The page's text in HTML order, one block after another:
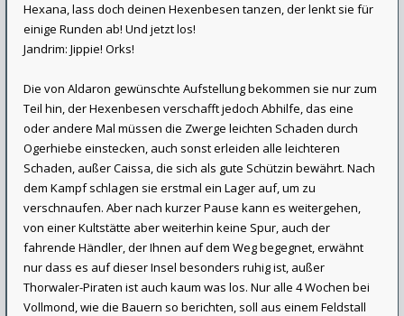
Hexana, lass doch deinen Hexenbesen tanzen, der lenkt sie für
einige Runden ab! Und jetzt los!
Jandrim: Jippie! Orks!
Die von Aldaron gewünschte Aufstellung bekommen sie nur zum
Teil hin, der Hexenbesen verschafft jedoch Abhilfe, das eine
oder andere Mal müssen die Zwerge leichten Schaden durch
Ogerhiebe einstecken, auch sonst erleiden alle leichteren
Schaden, außer Caissa, die sich als gute Schützin bewährt. Nach
dem Kampf schlagen sie erstmal ein Lager auf, um zu
verschnaufen. Aber nach kurzer Pause kann es weitergehen,
von einer Kultstätte aber weiterhin keine Spur, auch der
fahrende Händler, der Ihnen auf dem Weg begegnet, erwähnt
nur dass es auf dieser Insel besonders ruhig ist, außer
Thorwaler-Piraten ist auch kaum was los. Nur alle 4 Wochen bei
Vollmond, wie die Bauern so berichten, soll aus einem Feldstall